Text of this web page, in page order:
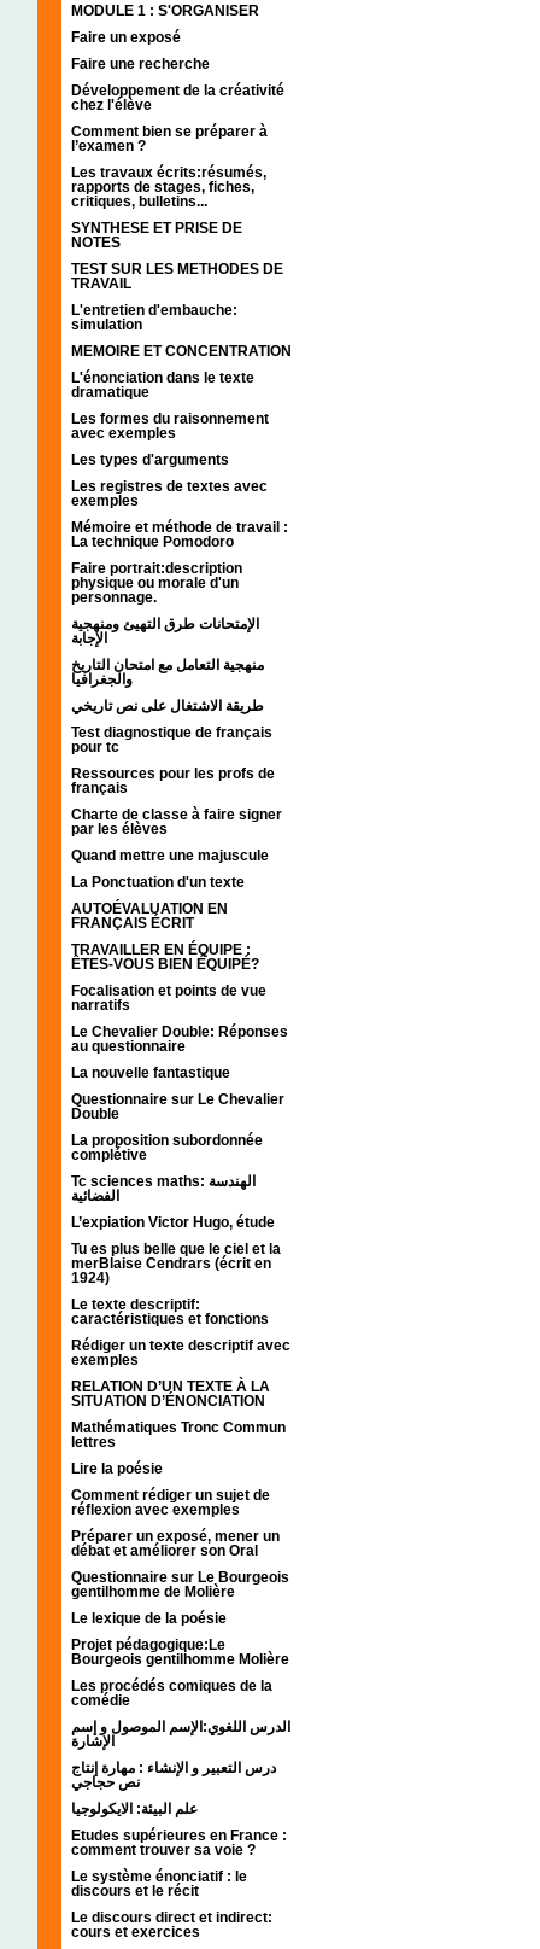
MODULE 1 : S'ORGANISER
Faire un exposé
Faire une recherche
Développement de la créativité
chez l'élève
Comment bien se préparer à
l’examen ?
Les travaux écrits:résumés,
rapports de stages, fiches,
critiques, bulletins...
SYNTHESE ET PRISE DE
NOTES
TEST SUR LES METHODES DE
TRAVAIL
L'entretien d'embauche:
simulation
MEMOIRE ET CONCENTRATION
L'énonciation dans le texte
dramatique
Les formes du raisonnement
avec exemples
Les types d'arguments
Les registres de textes avec
exemples
Mémoire et méthode de travail :
La technique Pomodoro
Faire portrait:description
physique ou morale d'un
personnage.
الإمتحانات طرق التهيئ ومنهجية
الإجابة
منهجية التعامل مع امتحان التاريخ
والجغرافيا
طريقة الاشتغال على نص تاريخي
Test diagnostique de français
pour tc
Ressources pour les profs de
français
Charte de classe à faire signer
par les élèves
Quand mettre une majuscule
La Ponctuation d'un texte
AUTOÉVALUATION EN
FRANÇAIS ÉCRIT
TRAVAILLER EN ÉQUIPE :
ÊTES-VOUS BIEN ÉQUIPÉ?
Focalisation et points de vue
narratifs
Le Chevalier Double: Réponses
au questionnaire
La nouvelle fantastique
Questionnaire sur Le Chevalier
Double
La proposition subordonnée
complétive
Tc sciences maths: الهندسة
الفضائية
L’expiation Victor Hugo, étude
Tu es plus belle que le ciel et la
merBlaise Cendrars (écrit en
1924)
Le texte descriptif:
caractéristiques et fonctions
Rédiger un texte descriptif avec
exemples
RELATION D’UN TEXTE À LA
SITUATION D’ÉNONCIATION
Mathématiques Tronc Commun
lettres
Lire la poésie
Comment rédiger un sujet de
réflexion avec exemples
Préparer un exposé, mener un
débat et améliorer son Oral
Questionnaire sur Le Bourgeois
gentilhomme de Molière
Le lexique de la poésie
Projet pédagogique:Le
Bourgeois gentilhomme Molière
Les procédés comiques de la
comédie
الدرس اللغوي:الإسم الموصول و إسم
الإشارة
درس التعبير و الإنشاء : مهارة إنتاج
نص حجاجي
علم البيئة: الايكولوجيا
Etudes supérieures en France :
comment trouver sa voie ?
Le système énonciatif : le
discours et le récit
Le discours direct et indirect:
cours et exercices